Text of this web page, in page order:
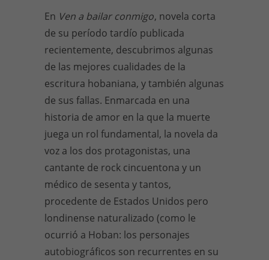
En Ven a bailar conmigo, novela corta
de su período tardío publicada
recientemente, descubrimos algunas
de las mejores cualidades de la
escritura hobaniana, y también algunas
de sus fallas. Enmarcada en una
historia de amor en la que la muerte
juega un rol fundamental, la novela da
voz a los dos protagonistas, una
cantante de rock cincuentona y un
médico de sesenta y tantos,
procedente de Estados Unidos pero
londinense naturalizado (como le
ocurrió a Hoban: los personajes
autobiográficos son recurrentes en su